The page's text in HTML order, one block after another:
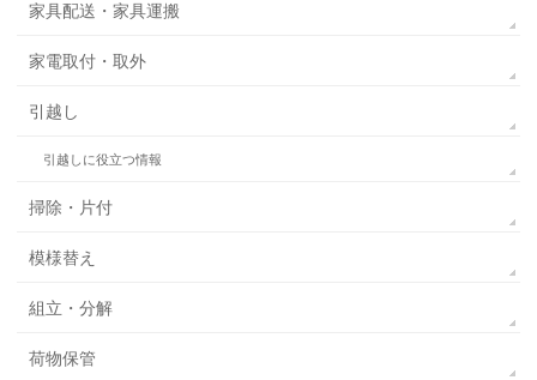
家具配送・家具運搬
家電取付・取外
引越し
引越しに役立つ情報
掃除・片付
模様替え
組立・分解
荷物保管